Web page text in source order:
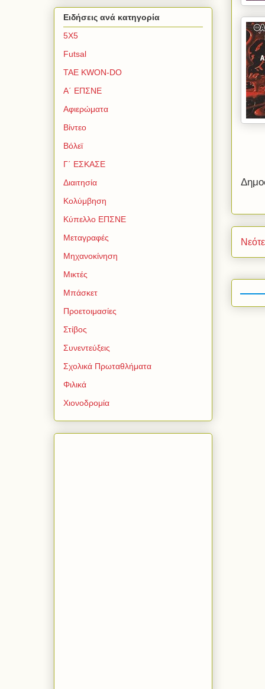
Ειδήσεις ανά κατηγορία
5Χ5
Futsal
TAE KWON-DO
Α΄ ΕΠΣΝΕ
Αφιερώματα
Βίντεο
Βόλεϊ
Γ΄ ΕΣΚΑΣΕ
Διαιτησία
Κολύμβηση
Κύπελλο ΕΠΣΝΕ
Μεταγραφές
Μηχανοκίνηση
Μικτές
Μπάσκετ
Προετοιμασίες
Στίβος
Συνεντεύξεις
Σχολικά Πρωταθλήματα
Φιλικά
Χιονοδρομία